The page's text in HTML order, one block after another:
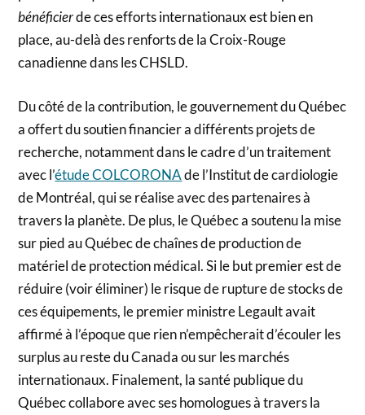
bénéficierde ces efforts internationaux est bien en
place, au-delà des renforts de la Croix-Rouge
canadienne dans les CHSLD.
Du côté de la contribution, le gouvernement du Québec
a offert du soutien financier a différents projets de
recherche, notamment dans le cadre d’un traitement
avec l’étude COLCORONAde l’Institut de cardiologie
de Montréal, qui se réalise avec des partenaires à
travers la planète. De plus, le Québec a soutenu la mise
sur pied au Québec de chaînes de production de
matériel de protection médical. Si le but premier est de
réduire (voir éliminer) le risque de rupture de stocks de
ces équipements, le premier ministre Legault avait
affirmé à l’époque que rien n’empêcherait d’écouler les
surplus au reste du Canada ou sur les marchés
internationaux. Finalement, la santé publique du
Québec collabore avec ses homologues à travers la